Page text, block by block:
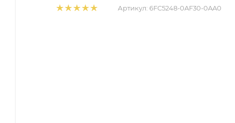
Артикул: 6FC5248-0AF30-0AA0